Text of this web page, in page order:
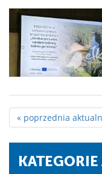
« poprzednia